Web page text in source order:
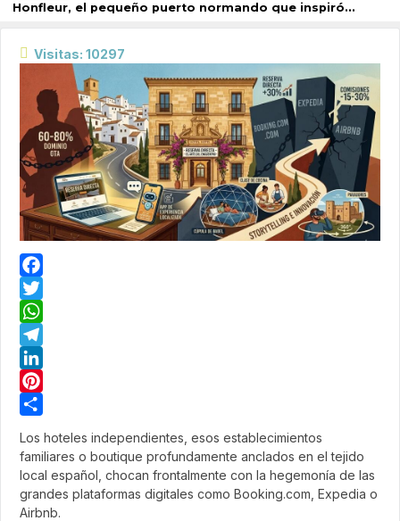
Honfleur, el pequeño puerto normando que inspiró...
Visitas: 10297
Facebook
Twitter
WhatsApp
Telegram
LinkedIn
Pinterest
Los hoteles independientes, esos establecimientos
familiares o boutique profundamente anclados en el tejido
local español, chocan frontalmente con la hegemonía de las
grandes plataformas digitales como Booking.com, Expedia o
Airbnb.